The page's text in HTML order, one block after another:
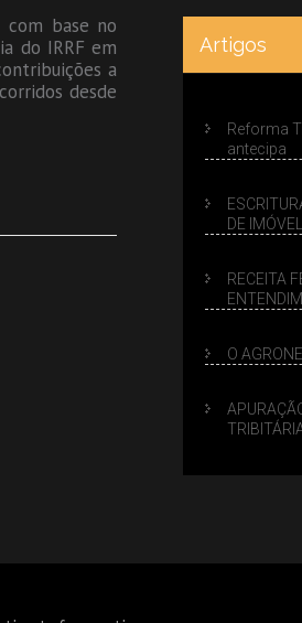
com base no
do IRRF em
a
desde
Artigos
Reforma
antecipa
DE
RECEITA
O